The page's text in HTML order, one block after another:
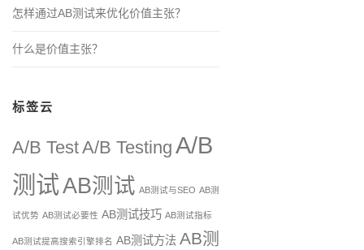
怎样通过AB测试来优化价值主张？
什么是价值主张？
标签云
A/B TestA/B Testing A/B
测试AB测试 AB测试与SEO AB测
试优势 AB测试必要性 AB测试技巧 AB测试指标
AB测试提高搜索引擎排名 AB测试方法 AB测